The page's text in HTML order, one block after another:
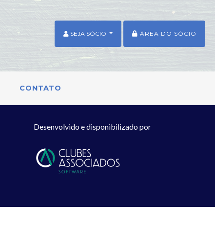
SEJA SÓCIO ÁREA DO SÓCIO
CONTATO
Desenvolvido e disponibilizado por